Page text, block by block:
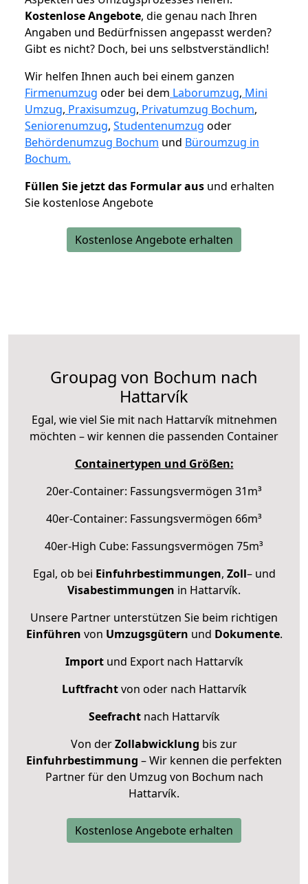
Kostenlose Angebote, die genau nach Ihren
Angaben und Bedürfnissen angepasst werden?
Gibt es nicht? Doch, bei uns selbstverständlich!
Wir helfen Ihnen auch bei einem ganzen
Firmenumzug oder bei dem Laborumzug, Mini
Umzug, Praxisumzug, Privatumzug Bochum,
Seniorenumzug, Studentenumzug oder
Behördenumzug Bochum und Büroumzug in
Bochum.
Füllen Sie jetzt das Formular aus und erhalten
Sie kostenlose Angebote
Kostenlose Angebote erhalten
Groupag von Bochum nach
Hattarvík
Egal, wie viel Sie mit nach Hattarvík mitnehmen
möchten – wir kennen die passenden Container
Containertypen und Größen:
20er-Container: Fassungsvermögen 31m³
40er-Container: Fassungsvermögen 66m³
40er-High Cube: Fassungsvermögen 75m³
Egal, ob bei Einfuhrbestimmungen, Zoll– und
Visabestimmungen in Hattarvík.
Unsere Partner unterstützen Sie beim richtigen
Einführen von Umzugsgütern und Dokumente.
Importund Export nach Hattarvík
Luftfrachtvon oder nach Hattarvík
Seefrachtnach Hattarvík
Von derZollabwicklung bis zur
Einfuhrbestimmung – Wir kennen die perfekten
Partner für den Umzug von Bochum nach
Hattarvík.
Kostenlose Angebote erhalten